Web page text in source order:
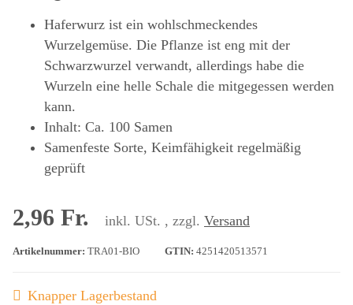
Haferwurz ist ein wohlschmeckendes
Wurzelgemüse. Die Pflanze ist eng mit der
Schwarzwurzel verwandt, allerdings habe die
Wurzeln eine helle Schale die mitgegessen werden
kann.
Inhalt: Ca. 100 Samen
Samenfeste Sorte, Keimfähigkeit regelmäßig
geprüft
2,96 Fr. inkl. USt. , zzgl. Versand
Artikelnummer: TRA01-BIO GTIN: 4251420513571
Knapper Lagerbestand